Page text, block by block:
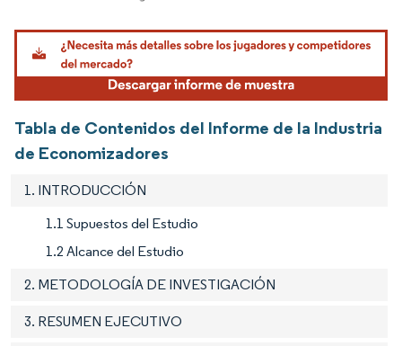
Imagen © Mordor Intelligence. El uso requiere atribución según CC BY 4.0.
Tabla de Contenidos del Informe de la Industria
de Economizadores
1. INTRODUCCIÓN
1.1 Supuestos del Estudio
1.2 Alcance del Estudio
2. METODOLOGÍA DE INVESTIGACIÓN
3. RESUMEN EJECUTIVO